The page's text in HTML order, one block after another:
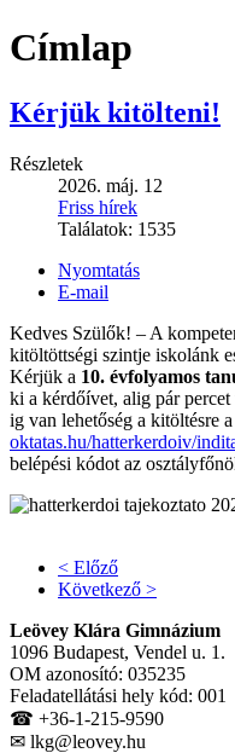
Címlap
Kérjük kitölteni!
Részletek
2026. máj. 12
Friss hírek
Találatok: 1535
Nyomtatás
E-mail
Kedves Szülők! – A
kitöltöttségi szintje iskolánk
Kérjük a 10. évfolyamos
ki a kérdőívet, alig pár
ig van lehetőség a kitöltésre a
oktatas.hu/hatterkerdoiv/
belépési kódot az
< Előző
Következő >
Leövey Klára Gimnázium
1096 Budapest, Vendel u. 1.
OM azonosító: 035235
Feladatellátási hely kód: 001
☎ +36-1-215-9590
✉ lkg@leovey.hu